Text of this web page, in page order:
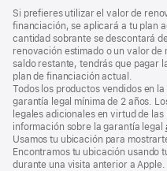
Si prefieres utilizar el valor de
financiación, se aplicará a tu plan
cantidad sobrante se descontará
renovación estimado o un valor
saldo restante, tendrás que pagar
plan de financiación actual.
Todos los productos vendidos en
garantía legal mínima de 2 años.
legales adicionales en virtud de
información sobre la garantía legal
Usamos tu ubicación para
Encontramos tu ubicación usando
durante una visita anterior a Apple.